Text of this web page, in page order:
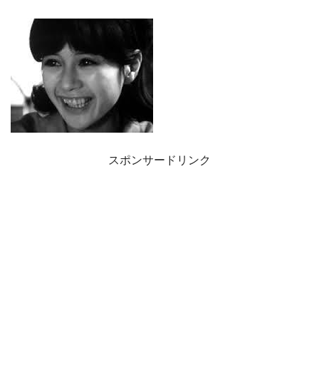
スポンサードリンク